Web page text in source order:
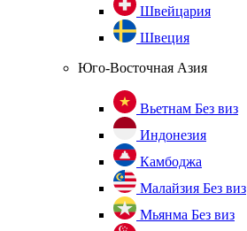
Швейцария
Швеция
Юго-Восточная Азия
Вьетнам Без виз
Индонезия
Камбоджа
Малайзия Без виз
Мьянма Без виз